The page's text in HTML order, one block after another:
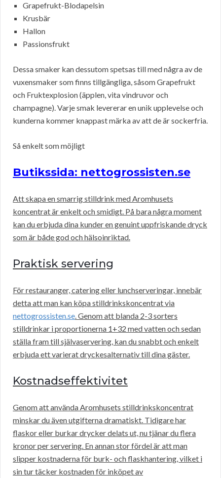
Grapefrukt-Blodapelsin
Krusbär
Hallon
Passionsfrukt
Dessa smaker kan dessutom spetsas till med några av de
vuxensmaker som finns tillgängliga, såsom Grapefrukt
och Fruktexplosion (äpplen, vita vindruvor och
champagne). Varje smak levererar en unik upplevelse och
kunderna kommer knappast märka av att de är sockerfria.
Så enkelt som möjligt
Butikssida: nettogrossisten.se
Att skapa en smarrig stilldrink med Aromhusets
koncentrat är enkelt och smidigt. På bara några moment
kan du erbjuda dina kunder en genuint uppfriskande dryck
som är både god och hälsoinriktad.
Praktisk servering
För restauranger, catering eller lunchserveringar, innebär
detta att man kan köpa stilldrinkskoncentrat via
nettogrossisten.se. Genom att blanda 2-3 sorters
stilldrinkar i proportionerna 1+32 med vatten och sedan
ställa fram till självaservering, kan du snabbt och enkelt
erbjuda ett varierat dryckesalternativ till dina gäster.
Kostnadseffektivitet
Genom att använda Aromhusets stilldrinkskoncentrat
minskar du även utgifterna dramatiskt. Tidigare har
flaskor eller burkar drycker delats ut, nu tjänar du flera
kronor per servering. En annan stor fördel är att man
slipper kostnaderna för burk- och flaskhantering, vilket i
sin tur täcker kostnaden för inköpet av